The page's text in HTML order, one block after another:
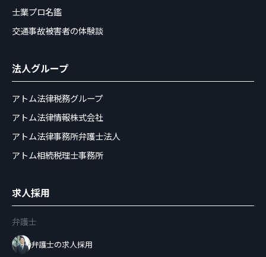
士業プロ名鑑
交通事故被害者の体験談
法人グループ
アトム法律税務グループ
アトム法律情報株式会社
アトム法律事務所弁護士法人
アトム相続税理士事務所
求人採用
弁護士
弁護士の求人採用